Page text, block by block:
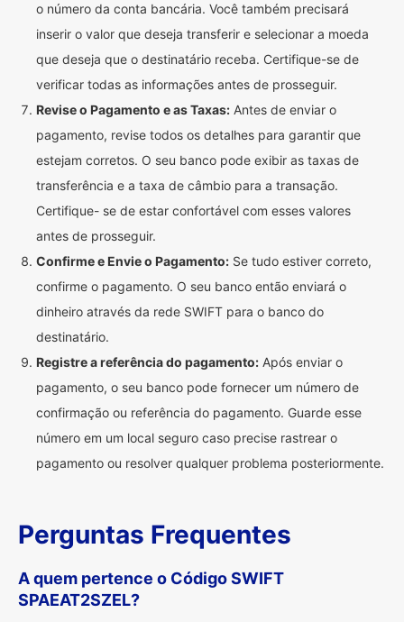
o número da conta bancária. Você também precisará
inserir o valor que deseja transferir e selecionar a moeda
que deseja que o destinatário receba. Certifique-se de
verificar todas as informações antes de prosseguir.
Revise o Pagamento e as Taxas: Antes de enviar o
pagamento, revise todos os detalhes para garantir que
estejam corretos. O seu banco pode exibir as taxas de
transferência e a taxa de câmbio para a transação.
Certifique- se de estar confortável com esses valores
antes de prosseguir.
Confirme e Envie o Pagamento: Se tudo estiver correto,
confirme o pagamento. O seu banco então enviará o
dinheiro através da rede SWIFT para o banco do
destinatário.
Registre a referência do pagamento: Após enviar o
pagamento, o seu banco pode fornecer um número de
confirmação ou referência do pagamento. Guarde esse
número em um local seguro caso precise rastrear o
pagamento ou resolver qualquer problema posteriormente.
Perguntas Frequentes
A quem pertence o Código SWIFT
SPAEAT2SZEL?